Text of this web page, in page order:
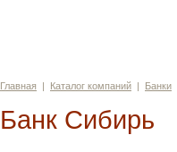
Главная | Каталог компаний | Банки
Банк Сибирь